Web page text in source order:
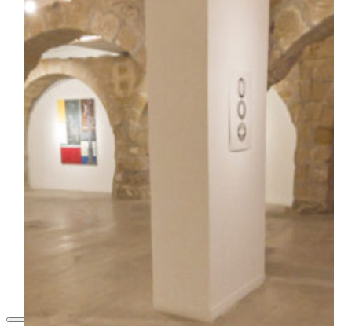
APARCAMIENTO
Y
TRANSPORTE
PÚBLICO
OFICINA
DE
TURISMO
BAEZA
ACCESIBLE
PATRIMONIO
AGENDA
CULTURAL
BLOG